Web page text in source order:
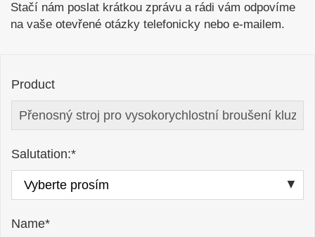
Stačí nám poslat krátkou zprávu a rádi vám odpovíme
na vaše otevřené otázky telefonicky nebo e-mailem.
Product
Salutation:*
Name*